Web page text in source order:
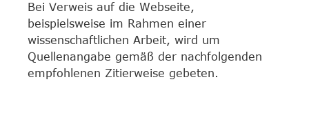
Bei Verweis auf die Webseite,
beispielsweise im Rahmen einer
wissenschaftlichen Arbeit, wird um
Quellenangabe gemäß der nachfolgenden
empfohlenen Zitierweise gebeten.